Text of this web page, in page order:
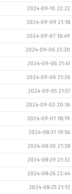
2024-09-10 22:22
2024-09-09 21:18
2024-09-07 16:49
2024-09-06 23:30
2024-09-06 21:41
2024-09-06 21:36
2024-09-05 21:57
2024-09-03 20:16
2024-09-01 18:19
2024-08-31 19:56
2024-08-30 21:38
2024-08-29 21:33
2024-08-26 22:44
2024-08-25 21:13